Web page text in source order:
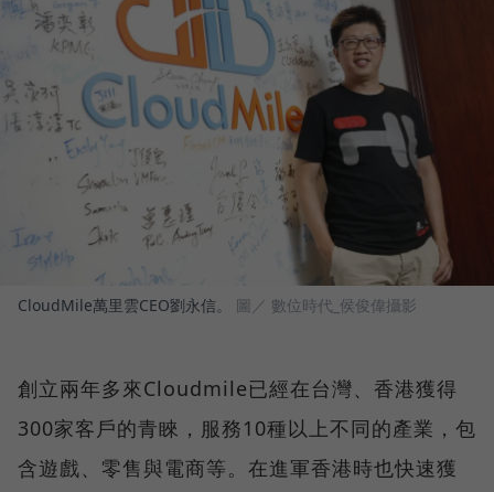
CloudMile萬里雲CEO劉永信。 圖／ 數位時代_侯俊偉攝影
創立兩年多來Cloudmile已經在台灣、香港獲得
300家客戶的青睞，服務10種以上不同的產業，包
含遊戲、零售與電商等。在進軍香港時也快速獲